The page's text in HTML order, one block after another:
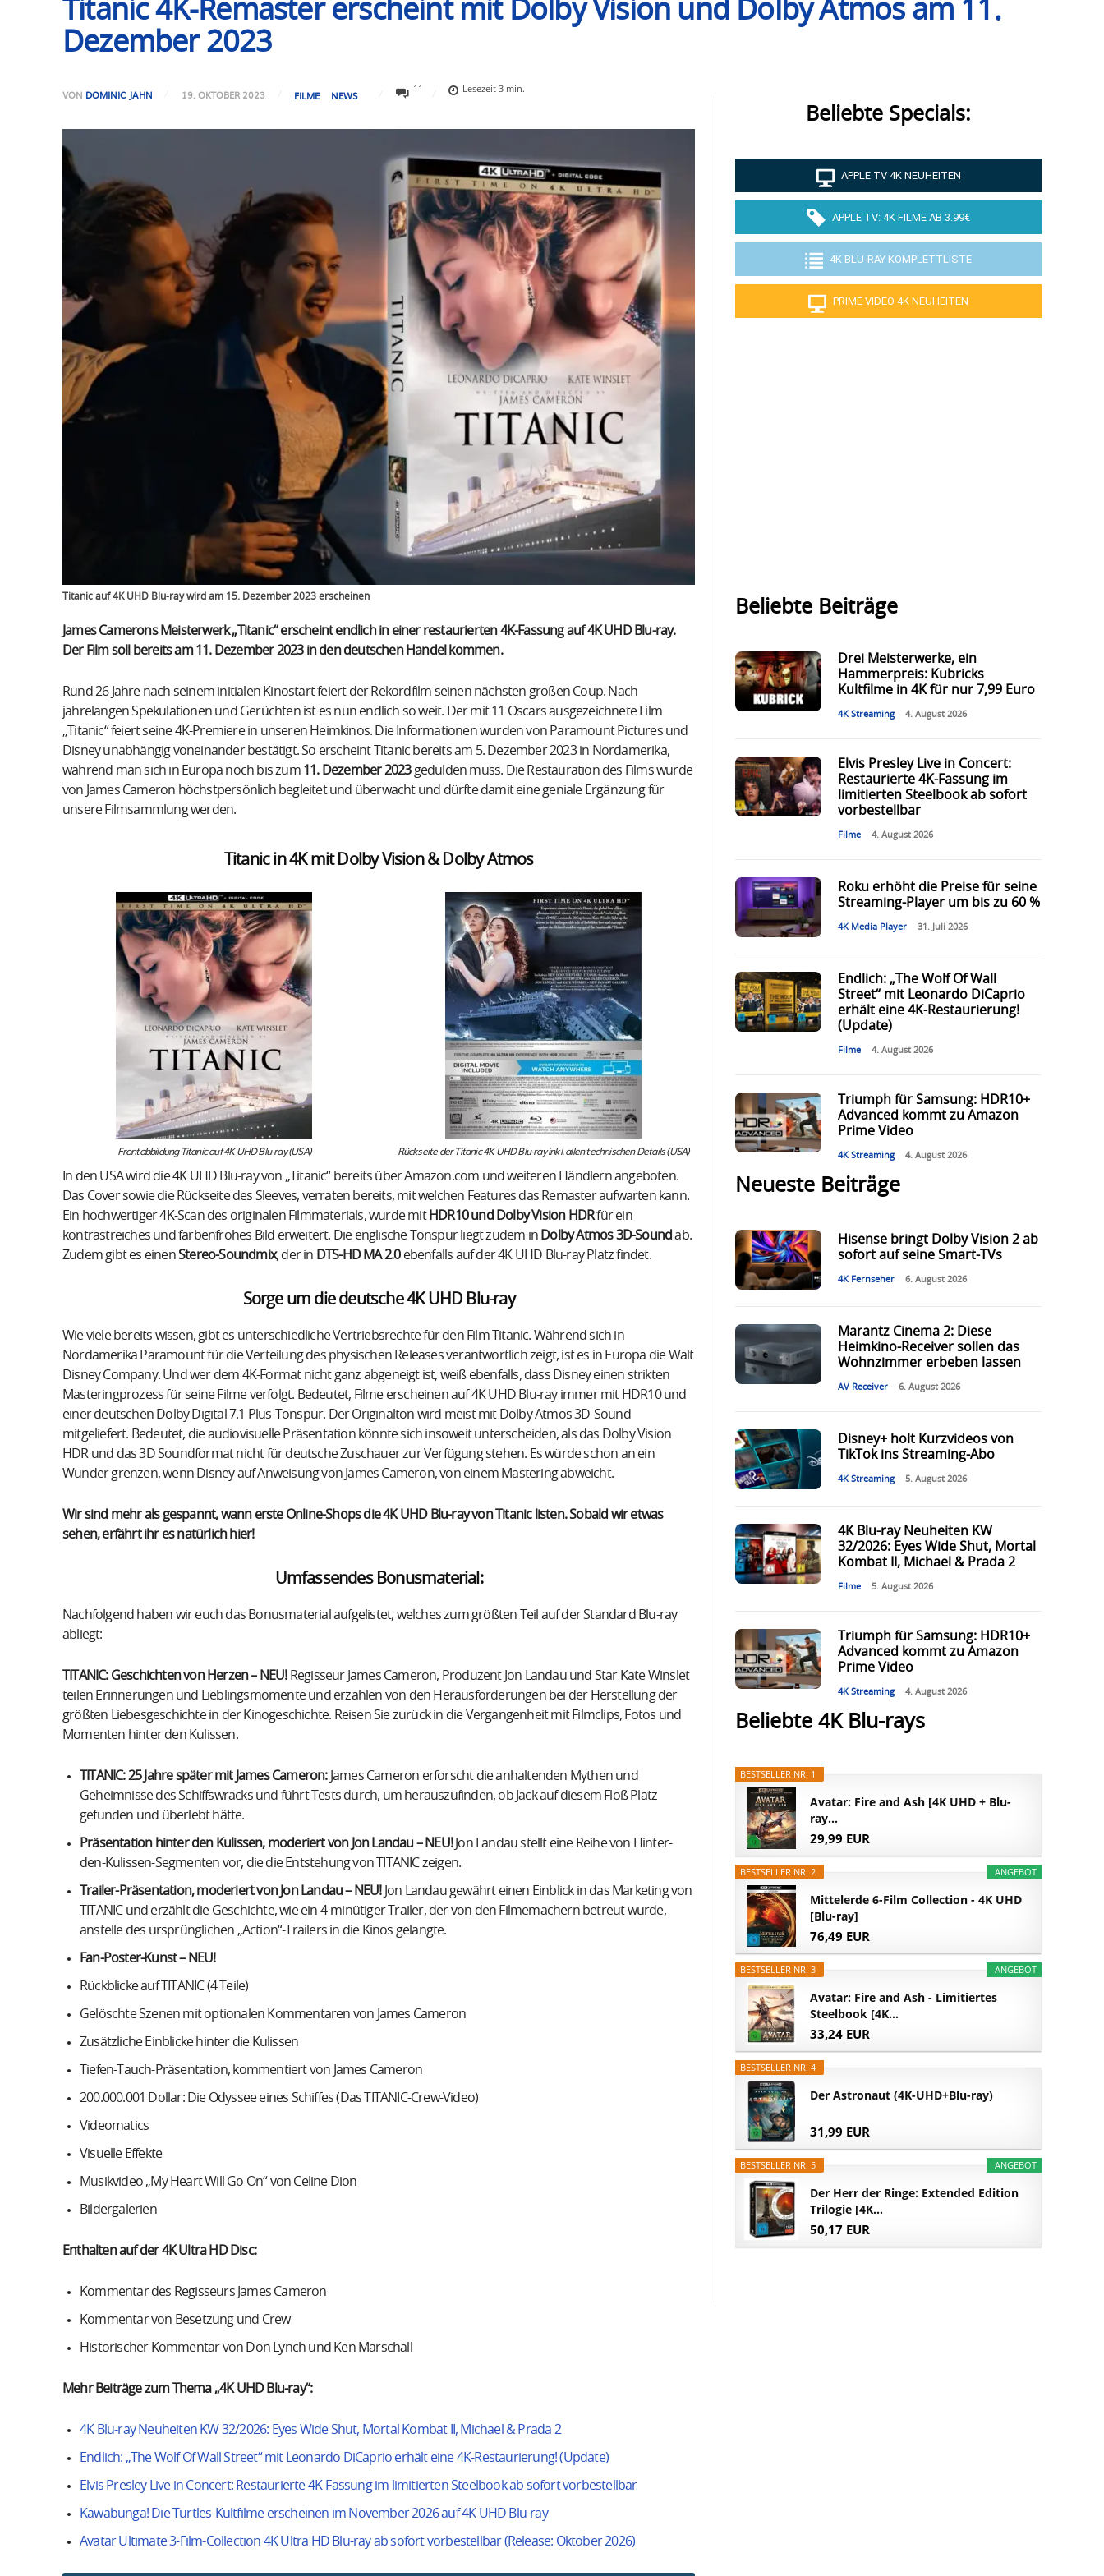
Titanic 4K-Remaster erscheint mit Dolby Vision und Dolby Atmos am 11.
Dezember 2023
VON DOMINIC JAHN 19. OKTOBER 2023 FILME NEWS
11 Lesezeit3 min.
Titanic auf 4K UHD Blu-ray wird am 15. Dezember 2023 erscheinen
James Camerons Meisterwerk „Titanic“ erscheint endlich in einer restaurierten 4K-Fassung auf 4K UHD Blu-ray.
Der Film soll bereits am 11. Dezember 2023 in den deutschen Handel kommen.
Rund 26 Jahre nach seinem initialen Kinostart feiert der Rekordfilm seinen nächsten großen Coup. Nach
jahrelangen Spekulationen und Gerüchten ist es nun endlich so weit. Der mit 11 Oscars ausgezeichnete Film
„Titanic“ feiert seine 4K-Premiere in unseren Heimkinos. Die Informationen wurden von Paramount Pictures und
Disney unabhängig voneinander bestätigt. So erscheint Titanic bereits am 5. Dezember 2023 in Nordamerika,
während man sich in Europa noch bis zum 11. Dezember 2023gedulden muss. Die Restauration des Films wurde
von James Cameron höchstpersönlich begleitet und überwacht und dürfte damit eine geniale Ergänzung für
unsere Filmsammlung werden.
Titanic in 4K mit Dolby Vision & Dolby Atmos
Frontabbildung Titanic auf 4K UHD Blu-ray (USA) Rückseite der Titanic 4K UHD Blu-ray inkl. allen technischen Details (USA)
In den USA wird die 4K UHD Blu-ray von „Titanic“ bereits über Amazon.com und weiteren Händlern angeboten.
Das Cover sowie die Rückseite des Sleeves, verraten bereits, mit welchen Features das Remaster aufwarten kann.
Ein hochwertiger 4K-Scan des originalen Filmmaterials, wurde mitHDR10 und Dolby Vision HDRfür ein
kontrastreiches und farbenfrohes Bild erweitert. Die englische Tonspur liegt zudem in Dolby Atmos 3D-Sound ab.
Zudem gibt es einenStereo-Soundmix, der in DTS-HD MA 2.0ebenfalls auf der 4K UHD Blu-ray Platz findet.
Sorge um die deutsche 4K UHD Blu-ray
Wie viele bereits wissen, gibt es unterschiedliche Vertriebsrechte für den Film Titanic. Während sich in
Nordamerika Paramount für die Verteilung des physischen Releases verantwortlich zeigt, ist es in Europa die Walt
Disney Company. Und wer dem 4K-Format nicht ganz abgeneigt ist, weiß ebenfalls, dass Disney einen strikten
Masteringprozess für seine Filme verfolgt. Bedeutet, Filme erscheinen auf 4K UHD Blu-ray immer mit HDR10 und
einer deutschen Dolby Digital 7.1 Plus-Tonspur. Der Originalton wird meist mit Dolby Atmos 3D-Sound
mitgeliefert. Bedeutet, die audiovisuelle Präsentation könnte sich insoweit unterscheiden, als das Dolby Vision
HDR und das 3D Soundformat nicht für deutsche Zuschauer zur Verfügung stehen. Es würde schon an ein
Wunder grenzen, wenn Disney auf Anweisung von James Cameron, von einem Mastering abweicht.
Wir sind mehr als gespannt, wann erste Online-Shops die 4K UHD Blu-ray von Titanic listen. Sobald wir etwas
sehen, erfährt ihr es natürlich hier!
Umfassendes Bonusmaterial:
Nachfolgend haben wir euch das Bonusmaterial aufgelistet, welches zum größten Teil auf der Standard Blu-ray
abliegt:
TITANIC: Geschichten von Herzen – NEU!Regisseur James Cameron, Produzent Jon Landau und Star Kate Winslet
teilen Erinnerungen und Lieblingsmomente und erzählen von den Herausforderungen bei der Herstellung der
größten Liebesgeschichte in der Kinogeschichte. Reisen Sie zurück in die Vergangenheit mit Filmclips, Fotos und
Momenten hinter den Kulissen.
TITANIC: 25 Jahre später mit James Cameron:James Cameron erforscht die anhaltenden Mythen und
Geheimnisse des Schiffswracks und führt Tests durch, um herauszufinden, ob Jack auf diesem Floß Platz
gefunden und überlebt hätte.
Präsentation hinter den Kulissen, moderiert von Jon Landau – NEU!Jon Landau stellt eine Reihe von Hinter-
den-Kulissen-Segmenten vor, die die Entstehung von TITANIC zeigen.
Trailer-Präsentation, moderiert von Jon Landau – NEU!Jon Landau gewährt einen Einblick in das Marketing von
TITANIC und erzählt die Geschichte, wie ein 4-minütiger Trailer, der von den Filmemachern betreut wurde,
anstelle des ursprünglichen „Action“-Trailers in die Kinos gelangte.
Fan-Poster-Kunst – NEU!
Rückblicke auf TITANIC (4 Teile)
Gelöschte Szenen mit optionalen Kommentaren von James Cameron
Zusätzliche Einblicke hinter die Kulissen
Tiefen-Tauch-Präsentation, kommentiert von James Cameron
200.000.001 Dollar: Die Odyssee eines Schiffes (Das TITANIC-Crew-Video)
Videomatics
Visuelle Effekte
Musikvideo „My Heart Will Go On“ von Celine Dion
Bildergalerien
Enthalten auf der 4K Ultra HD Disc:
Kommentar des Regisseurs James Cameron
Kommentar von Besetzung und Crew
Historischer Kommentar von Don Lynch und Ken Marschall
Mehr Beiträge zum Thema „4K UHD Blu-ray“:
4K Blu-ray Neuheiten KW 32/2026: Eyes Wide Shut, Mortal Kombat II, Michael & Prada 2
Endlich: „The Wolf Of Wall Street“ mit Leonardo DiCaprio erhält eine 4K-Restaurierung! (Update)
Elvis Presley Live in Concert: Restaurierte 4K-Fassung im limitierten Steelbook ab sofort vorbestellbar
Kawabunga! Die Turtles-Kultfilme erscheinen im November 2026 auf 4K UHD Blu-ray
Avatar Ultimate 3-Film-Collection 4K Ultra HD Blu-ray ab sofort vorbestellbar (Release: Oktober 2026)
Beliebte Specials:
APPLE TV 4K NEUHEITEN
APPLE TV: 4K FILME AB 3.99€
4K BLU-RAY KOMPLETTLISTE
PRIME VIDEO 4K NEUHEITEN
Beliebte Beiträge
Drei Meisterwerke, ein
Hammerpreis: Kubricks
Kultfilme in 4K für nur 7,99 Euro
4K Streaming 4. August 2026
Elvis Presley Live in Concert:
Restaurierte 4K-Fassung im
limitierten Steelbook ab sofort
vorbestellbar
Filme 4. August 2026
Roku erhöht die Preise für seine
Streaming-Player um bis zu 60 %
4K Media Player 31. Juli 2026
Endlich: „The Wolf Of Wall
Street“ mit Leonardo DiCaprio
erhält eine 4K-Restaurierung!
(Update)
Filme 4. August 2026
Triumph für Samsung: HDR10+
Advanced kommt zu Amazon
Prime Video
4K Streaming 4. August 2026
Neueste Beiträge
Hisense bringt Dolby Vision 2 ab
sofort auf seine Smart-TVs
4K Fernseher 6. August 2026
Marantz Cinema 2: Diese
Heimkino-Receiver sollen das
Wohnzimmer erbeben lassen
AV Receiver 6. August 2026
Disney+ holt Kurzvideos von
TikTok ins Streaming-Abo
4K Streaming 5. August 2026
4K Blu-ray Neuheiten KW
32/2026: Eyes Wide Shut, Mortal
Kombat II, Michael & Prada 2
Filme 5. August 2026
Triumph für Samsung: HDR10+
Advanced kommt zu Amazon
Prime Video
4K Streaming 4. August 2026
Beliebte 4K Blu-rays
BESTSELLER NR. 1
Avatar: Fire and Ash [4K UHD + Blu-
ray...
29,99 EUR
ANGEBOT
BESTSELLER NR. 2
Mittelerde 6-Film Collection - 4K UHD
[Blu-ray]
76,49 EUR
ANGEBOT
BESTSELLER NR. 3
Avatar: Fire and Ash - Limitiertes
Steelbook [4K...
33,24 EUR
BESTSELLER NR. 4
Der Astronaut (4K-UHD+Blu-ray)
31,99 EUR
ANGEBOT
BESTSELLER NR. 5
Der Herr der Ringe: Extended Edition
Trilogie [4K...
50,17 EUR